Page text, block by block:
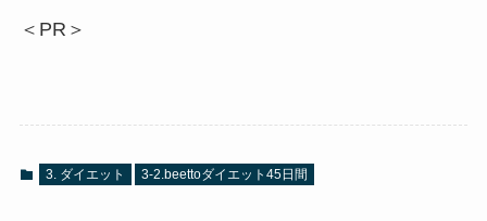
＜PR＞
3. ダイエット 3-2.beettoダイエット45日間